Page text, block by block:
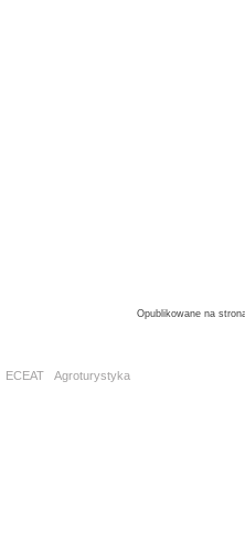
Opublikowane na
ECEAT Agroturystyka